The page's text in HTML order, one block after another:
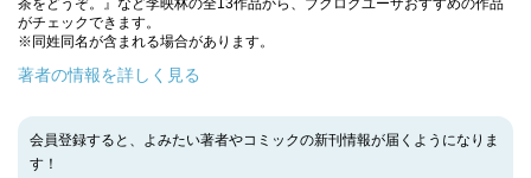
茶をどうぞ。』など李映林の全13作品から、ブクログユーザおすすめの作品
がチェックできます。
※同姓同名が含まれる場合があります。
著者の情報を詳しく見る
会員登録すると、よみたい著者やコミックの新刊情報が届くようになりま
す！